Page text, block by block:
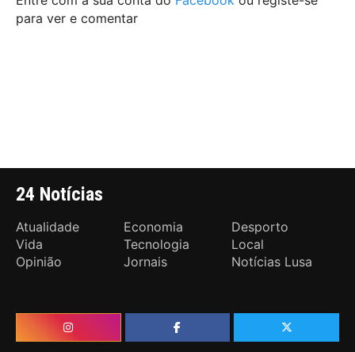
para ver e comentar
24 Notícias
Atualidade Economia
Desporto
Vida
Tecnologia
Local
Opinião
Jornais Notícias Lusa